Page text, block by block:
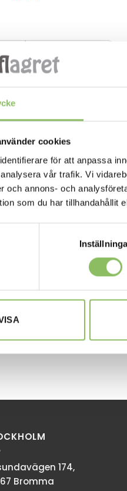
cookies
för att anpassa
vår trafik. Vi
och annons- och
som du har tillhandahållit
174,
Bromma